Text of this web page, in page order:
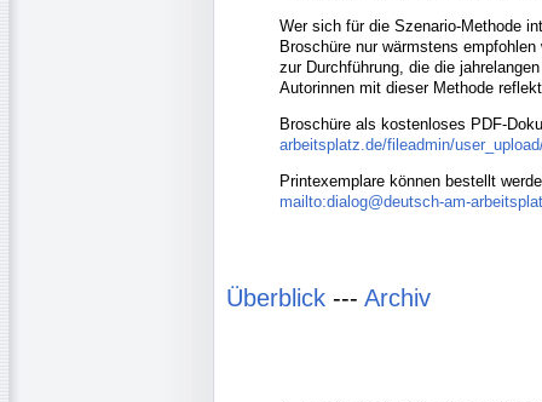
Wer sich für die Szenario-Methode
Broschüre nur wärmstens
zur Durchführung, die die
Autorinnen mit dieser Methode
Broschüre als kostenloses PDF-
arbeitsplatz.de/fileadmin/
Printexemplare können bestellt
mailto:dialog@deutsch-am-
Überblick --- Archiv